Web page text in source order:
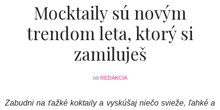
Mocktaily sú novým
trendom leta, ktorý si
zamiluješ
od REDAKCIA
Zabudni na ťažké koktaily a vyskúšaj niečo svieže, ľahké a